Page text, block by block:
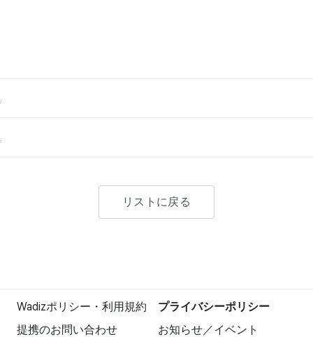
リストに戻る
Wadizポリシー・利用規約
プライバシーポリシー
提携のお問い合わせ
お知らせ／イベント